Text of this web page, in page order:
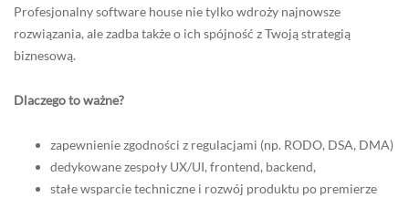
Profesjonalny software house nie tylko wdroży najnowsze
rozwiązania, ale zadba także o ich spójność z Twoją strategią
biznesową.
Dlaczego to ważne?
zapewnienie zgodności z regulacjami (np. RODO, DSA, DMA)
dedykowane zespoły UX/UI, frontend, backend,
stałe wsparcie techniczne i rozwój produktu po premierze